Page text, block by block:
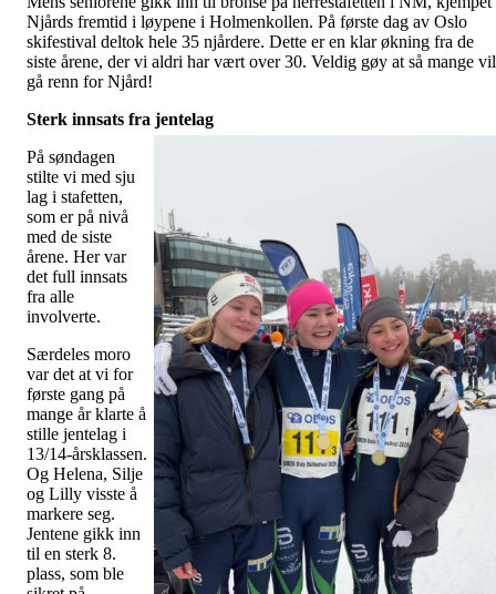
Njårds fremtid i løypene i Holmenkollen. På første dag av Oslo
skifestival deltok hele 35 njårdere. Dette er en klar økning fra de
siste årene, der vi aldri har vært over 30. Veldig gøy at så mange vil
gå renn for Njård!
Sterk innsats fra jentelag
På søndagen
stilte vi med sju
lag i stafetten,
som er på nivå
med de siste
årene. Her var
det full innsats
fra alle
involverte.
Særdeles moro
var det at vi for
første gang på
mange år klarte å
stille jentelag i
13/14-årsklassen.
Og Helena, Silje
og Lilly visste å
markere seg.
Jentene gikk inn
til en sterk 8.
plass, som ble